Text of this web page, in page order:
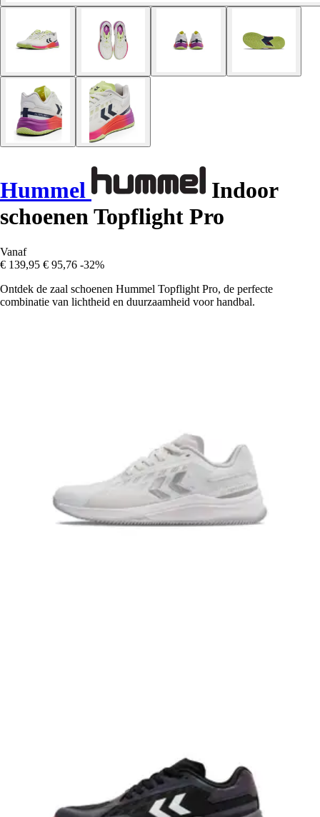
Hummel
Indoor
schoenen Topflight Pro
Vanaf
€ 139,95 € 95,76 -32%
Ontdek de zaal schoenen Hummel Topflight Pro, de perfecte
combinatie van lichtheid en duurzaamheid voor handbal.